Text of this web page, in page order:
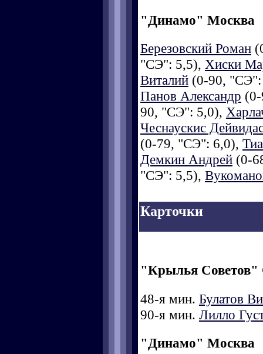
"Динамо" Москва
Березовский Роман
"СЭ": 5,5), Хиски
Виталий (0-90,
Панов Александр
90, "СЭ": 5,0),
Чеснаускис
(0-79, "СЭ": 6,0),
Демкин Андрей (0-
"СЭ": 5,5),
Карточки
"Крылья Советов"
48-я мин. Булатов
90-я мин. Лилло
"Динамо" Москва